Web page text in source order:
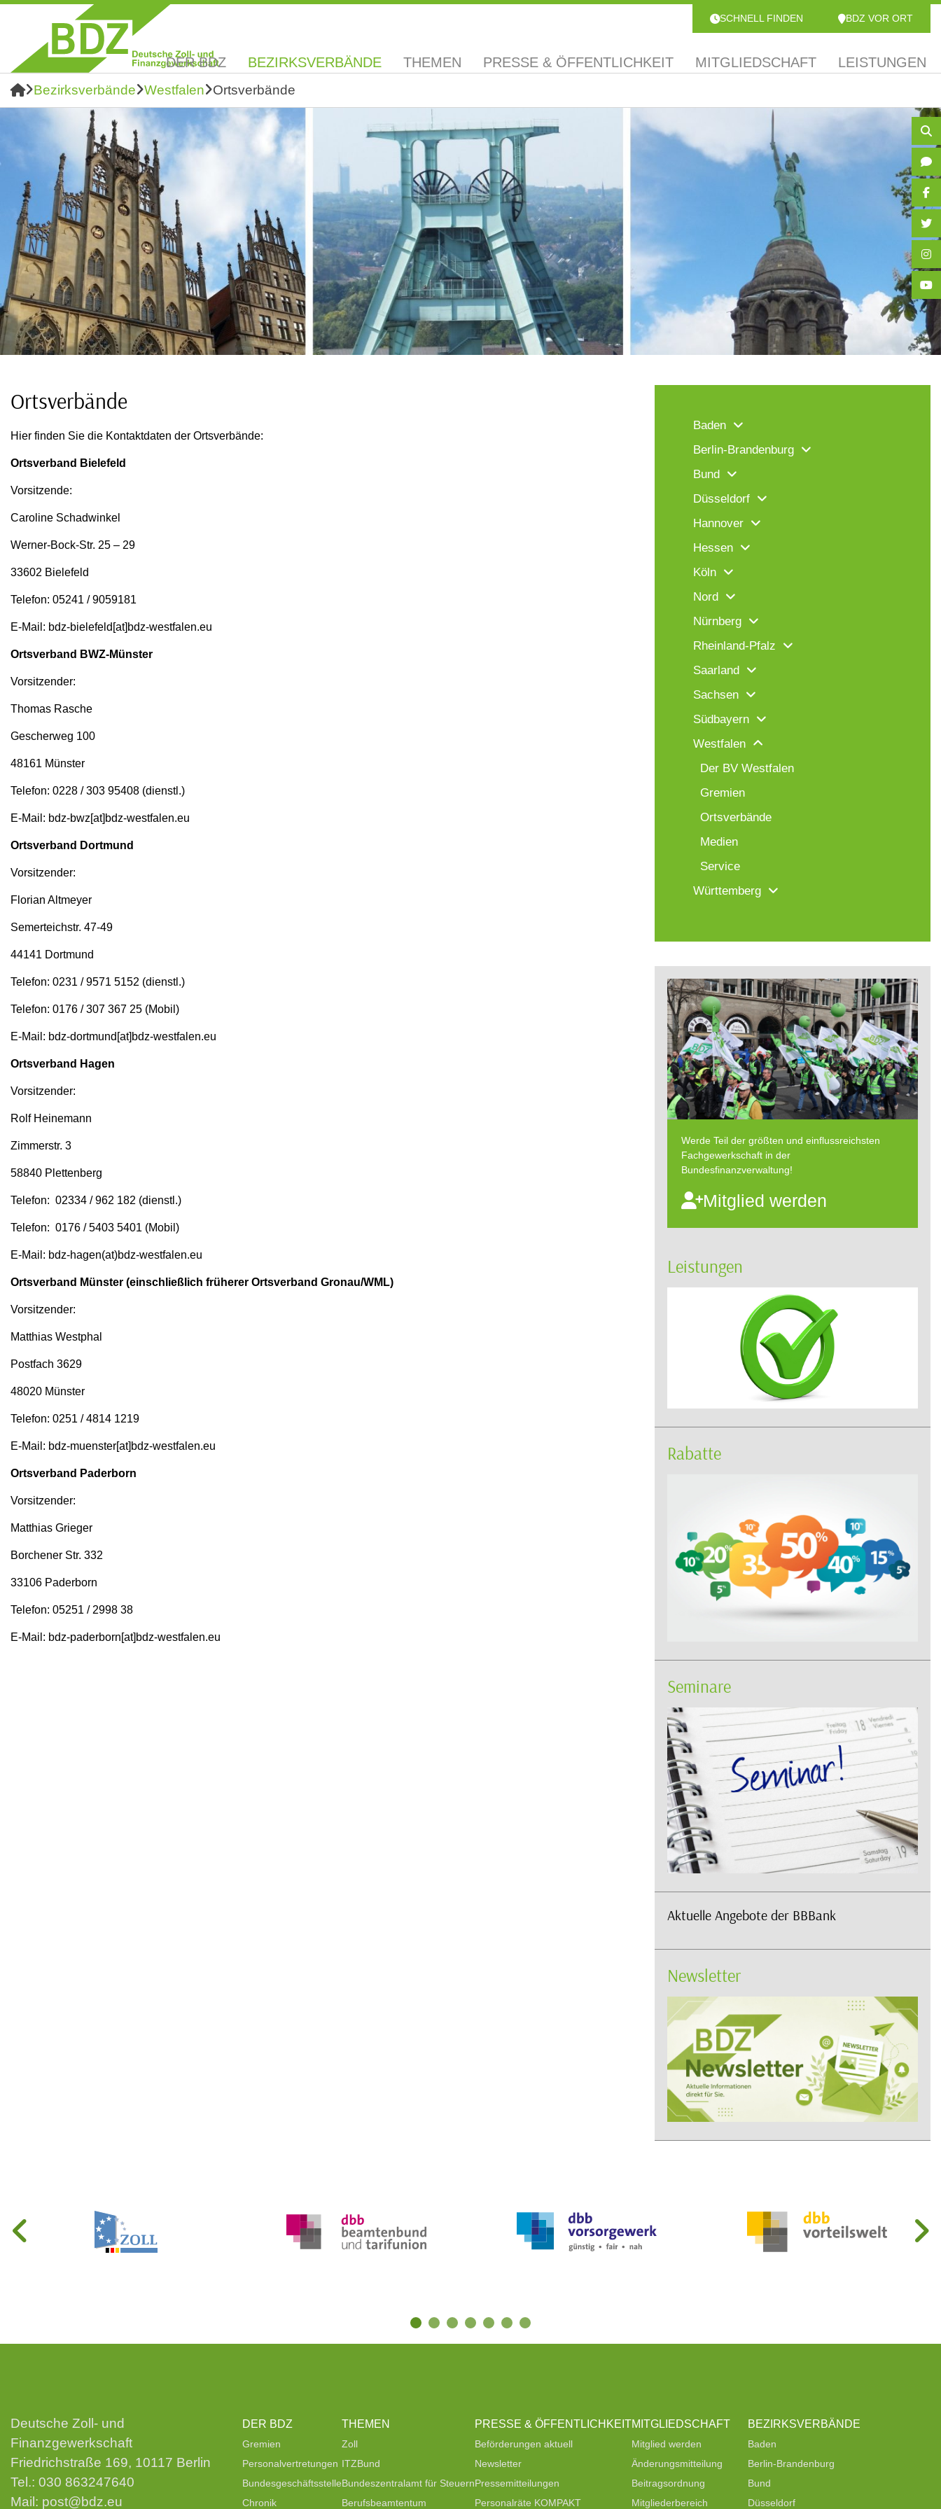
SCHNELL FINDEN BDZ VOR ORT
DER BDZ BEZIRKSVERBÄNDE THEMEN PRESSE & ÖFFENTLICHKEIT MITGLIEDSCHAFT LEISTUNGEN
Bezirksverbände Westfalen Ortsverbände
Ortsverbände
Hier finden Sie die Kontaktdaten der Ortsverbände:
Ortsverband Bielefeld
Vorsitzende:
Caroline Schadwinkel
Werner-Bock-Str. 25 – 29
33602 Bielefeld
Telefon: 05241 / 9059181
E-Mail: bdz-bielefeld[at]bdz-westfalen.eu
Ortsverband BWZ-Münster
Vorsitzender:
Thomas Rasche
Gescherweg 100
48161 Münster
Telefon: 0228 / 303 95408 (dienstl.)
E-Mail: bdz-bwz[at]bdz-westfalen.eu
Ortsverband Dortmund
Vorsitzender:
Florian Altmeyer
Semerteichstr. 47-49
44141 Dortmund
Telefon: 0231 / 9571 5152 (dienstl.)
Telefon: 0176 / 307 367 25 (Mobil)
E-Mail: bdz-dortmund[at]bdz-westfalen.eu
Ortsverband Hagen
Vorsitzender:
Rolf Heinemann
Zimmerstr. 3
58840 Plettenberg
Telefon: 02334 / 962 182 (dienstl.)
Telefon: 0176 / 5403 5401 (Mobil)
E-Mail: bdz-hagen(at)bdz-westfalen.eu
Ortsverband Münster (einschließlich früherer Ortsverband Gronau/WML)
Vorsitzender:
Matthias Westphal
Postfach 3629
48020 Münster
Telefon: 0251 / 4814 1219
E-Mail: bdz-muenster[at]bdz-westfalen.eu
Ortsverband Paderborn
Vorsitzender:
Matthias Grieger
Borchener Str. 332
33106 Paderborn
Telefon: 05251 / 2998 38
E-Mail: bdz-paderborn[at]bdz-westfalen.eu
Baden
Berlin-Brandenburg
Bund
Düsseldorf
Hannover
Hessen
Köln
Nord
Nürnberg
Rheinland-Pfalz
Saarland
Sachsen
Südbayern
Westfalen
Der BV Westfalen
Gremien
Ortsverbände
Medien
Service
Württemberg
Werde Teil der größten und einflussreichsten
Fachgewerkschaft in der
Bundesfinanzverwaltung!
Mitglied werden
Leistungen
Rabatte
Seminare
Aktuelle Angebote der BBBank
Newsletter
Deutsche Zoll- und
Finanzgewerkschaft
Friedrichstraße 169, 10117 Berlin
Tel.: 030 863247640
Mail: post@bdz.eu
DER BDZ
Gremien
Personalvertretungen
Bundesgeschäftsstelle
Chronik
THEMEN
Zoll
ITZBund
Bundeszentralamt für Steuern
Berufsbeamtentum
PRESSE & ÖFFENTLICHKEIT
Beförderungen aktuell
Newsletter
Pressemitteilungen
Personalräte KOMPAKT
MITGLIEDSCHAFT
Mitglied werden
Änderungsmitteilung
Beitragsordnung
Mitgliederbereich
BEZIRKSVERBÄNDE
Baden
Berlin-Brandenburg
Bund
Düsseldorf